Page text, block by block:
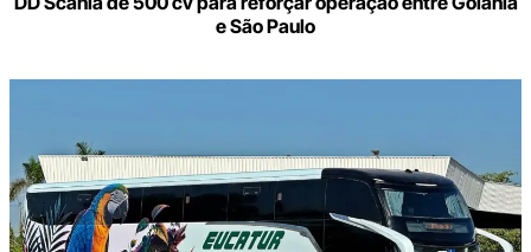
e São Paulo